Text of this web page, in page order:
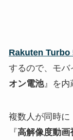
Rakuten Turbo
するので、モバ
オン電池』を内
複数人が同時に
『高解像度動画